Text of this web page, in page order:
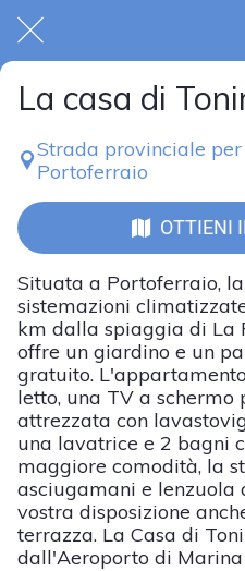
La casa di
Strada provinciale
Portoferraio
OTTIENI
Situata a Portoferraio,
sistemazioni
km dalla spiaggia di La
offre un giardino e un
gratuito.
letto, una TV a schermo
attrezzata con
una lavatrice e 2 bagni
maggiore comodità, la
asciugamani e lenzuola
vostra disposizione
terrazza. La Casa di
dall'Aeroporto di